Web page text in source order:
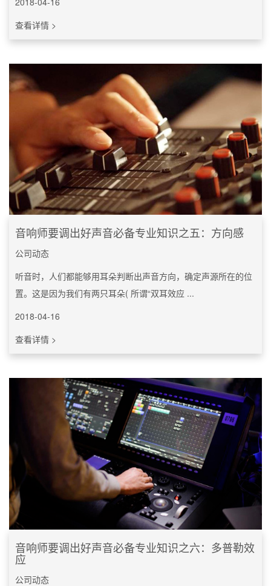
查看详情 >
音响师要调出好声音必备专业知识之五：方向感
公司动态
听音时，人们都能够用耳朵判断出声音方向，确定声源所在的位
置。这是因为我们有两只耳朵( 所谓“双耳效应 ...
2018-04-16
查看详情 >
音响师要调出好声音必备专业知识之六：多普勒效
应
公司动态